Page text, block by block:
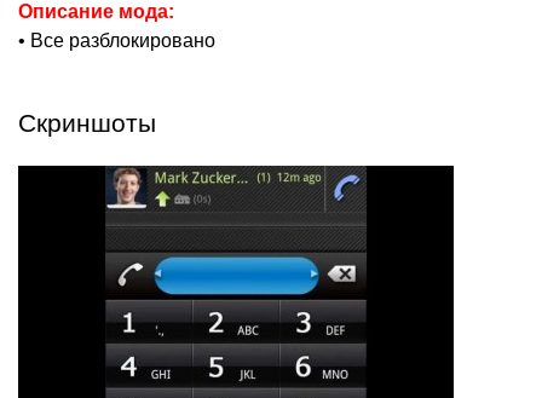
Описание мода:
• Все разблокировано
Скриншоты